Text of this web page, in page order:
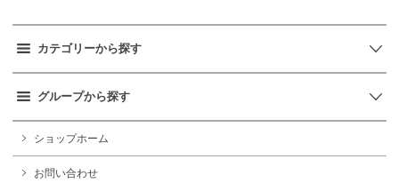
カテゴリーから探す
グループから探す
ショップホーム
お問い合わせ